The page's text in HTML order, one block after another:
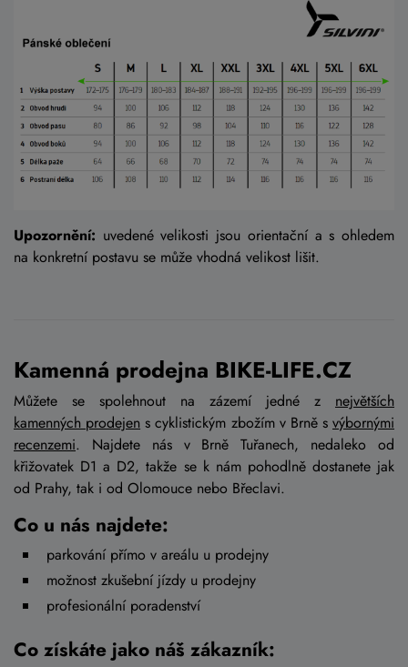
Upozornění: uvedené velikosti jsou orientační a s ohledem
na konkretní postavu se může vhodná velikost lišit.
Kamenná prodejna BIKE-LIFE.CZ
Můžete se spolehnout na zázemí jedné z největších
kamenných prodejen s cyklistickým zbožím v Brně s výbornými
recenzemi. Najdete nás v Brně Tuřanech, nedaleko od
křižovatek D1 a D2, takže se k nám pohodlně dostanete jak
od Prahy, tak i od Olomouce nebo Břeclavi.
Co u nás najdete:
parkování přímo v areálu u prodejny
možnost zkušební jízdy u prodejny
profesionální poradenství
Co získáte jako náš zákazník: